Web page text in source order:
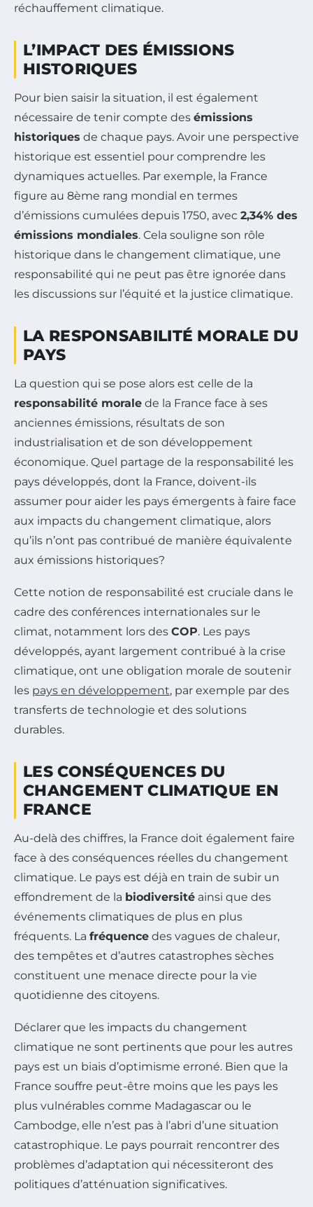
réchauffement climatique.
L’IMPACT DES ÉMISSIONS
HISTORIQUES
Pour bien saisir la situation, il est également
nécessaire de tenir compte des émissions
historiques de chaque pays. Avoir une perspective
historique est essentiel pour comprendre les
dynamiques actuelles. Par exemple, la France
figure au 8ème rang mondial en termes
d’émissions cumulées depuis 1750, avec 2,34% des
émissions mondiales. Cela souligne son rôle
historique dans le changement climatique, une
responsabilité qui ne peut pas être ignorée dans
les discussions sur l’équité et la justice climatique.
LA RESPONSABILITÉ MORALE DU
PAYS
La question qui se pose alors est celle de la
responsabilité morale de la France face à ses
anciennes émissions, résultats de son
industrialisation et de son développement
économique. Quel partage de la responsabilité les
pays développés, dont la France, doivent-ils
assumer pour aider les pays émergents à faire face
aux impacts du changement climatique, alors
qu’ils n’ont pas contribué de manière équivalente
aux émissions historiques?
Cette notion de responsabilité est cruciale dans le
cadre des conférences internationales sur le
climat, notamment lors des COP. Les pays
développés, ayant largement contribué à la crise
climatique, ont une obligation morale de soutenir
les pays en développement, par exemple par des
transferts de technologie et des solutions
durables.
LES CONSÉQUENCES DU
CHANGEMENT CLIMATIQUE EN
FRANCE
Au-delà des chiffres, la France doit également faire
face à des conséquences réelles du changement
climatique. Le pays est déjà en train de subir un
effondrement de la biodiversité ainsi que des
événements climatiques de plus en plus
fréquents. La fréquence des vagues de chaleur,
des tempêtes et d’autres catastrophes sèches
constituent une menace directe pour la vie
quotidienne des citoyens.
Déclarer que les impacts du changement
climatique ne sont pertinents que pour les autres
pays est un biais d’optimisme erroné. Bien que la
France souffre peut-être moins que les pays les
plus vulnérables comme Madagascar ou le
Cambodge, elle n’est pas à l’abri d’une situation
catastrophique. Le pays pourrait rencontrer des
problèmes d’adaptation qui nécessiteront des
politiques d’atténuation significatives.